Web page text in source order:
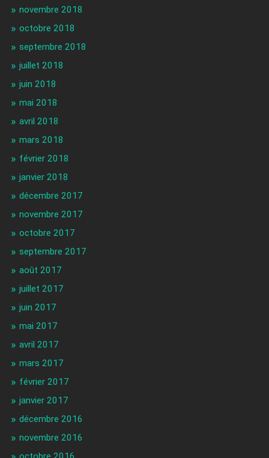
novembre 2018
octobre 2018
septembre 2018
juillet 2018
juin 2018
mai 2018
avril 2018
mars 2018
février 2018
janvier 2018
décembre 2017
novembre 2017
octobre 2017
septembre 2017
août 2017
juillet 2017
juin 2017
mai 2017
avril 2017
mars 2017
février 2017
janvier 2017
décembre 2016
novembre 2016